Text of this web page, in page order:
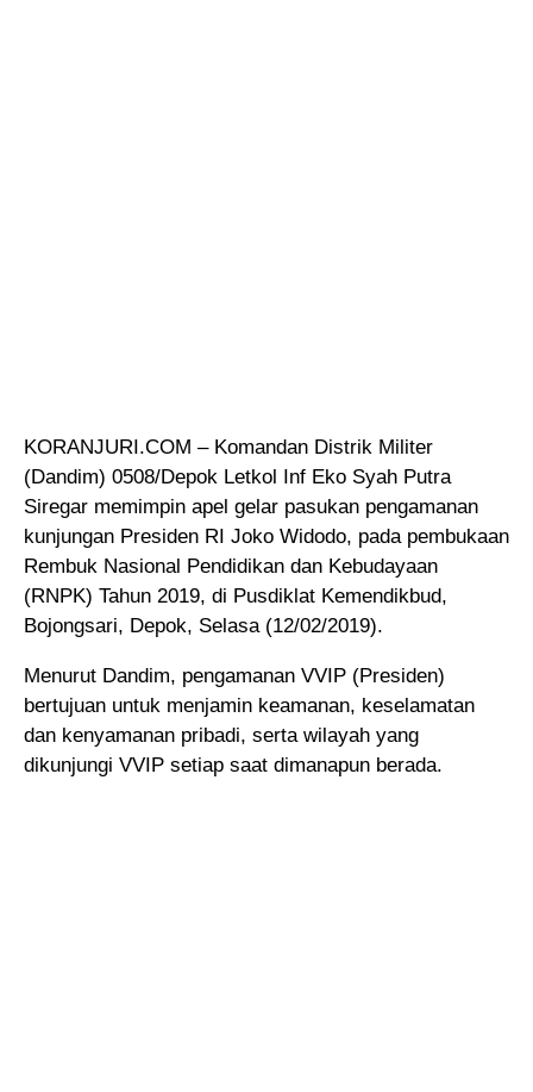
KORANJURI.COM – Komandan Distrik Militer
(Dandim) 0508/Depok Letkol Inf Eko Syah Putra
Siregar memimpin apel gelar pasukan pengamanan
kunjungan Presiden RI Joko Widodo, pada pembukaan
Rembuk Nasional Pendidikan dan Kebudayaan
(RNPK) Tahun 2019, di Pusdiklat Kemendikbud,
Bojongsari, Depok, Selasa (12/02/2019).
Menurut Dandim, pengamanan VVIP (Presiden)
bertujuan untuk menjamin keamanan, keselamatan
dan kenyamanan pribadi, serta wilayah yang
dikunjungi VVIP setiap saat dimanapun berada.